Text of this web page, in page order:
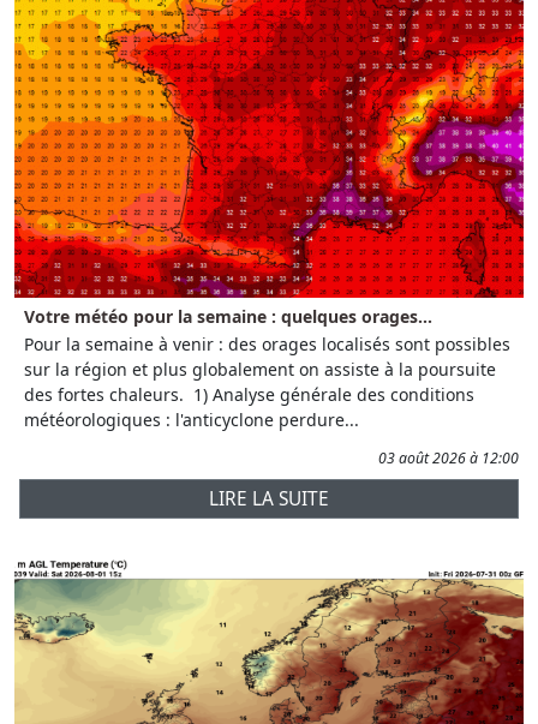
Votre météo pour la semaine : quelques orages...
Pour la semaine à venir : des orages localisés sont possibles
sur la région et plus globalement on assiste à la poursuite
des fortes chaleurs. 1) Analyse générale des conditions
météorologiques : l'anticyclone perdure...
03 août 2026 à 12:00
LIRE LA SUITE